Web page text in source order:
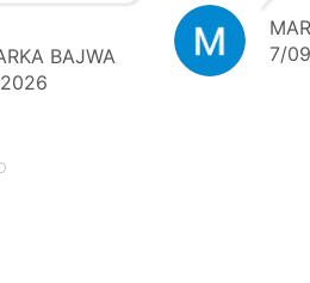
weitere
– 5 Sterne!
BAJWA
7/